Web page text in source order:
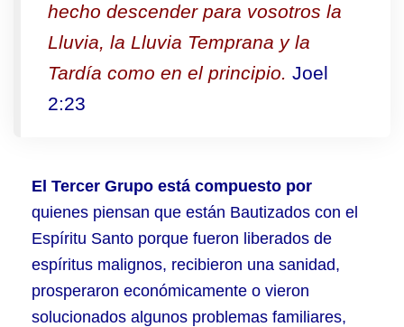
hecho descender para vosotros la
Lluvia, la Lluvia Temprana y la
Tardía como en el principio. Joel
2:23
El Tercer Grupo está compuesto por
quienes piensan que están Bautizados con el
Espíritu Santo porque fueron liberados de
espíritus malignos, recibieron una sanidad,
prosperaron económicamente o vieron
solucionados algunos problemas familiares,